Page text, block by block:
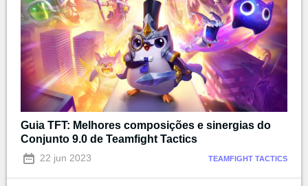
Guia TFT: Melhores composições e sinergias do
Conjunto 9.0 de Teamfight Tactics
22 jun 2023 TEAMFIGHT TACTICS